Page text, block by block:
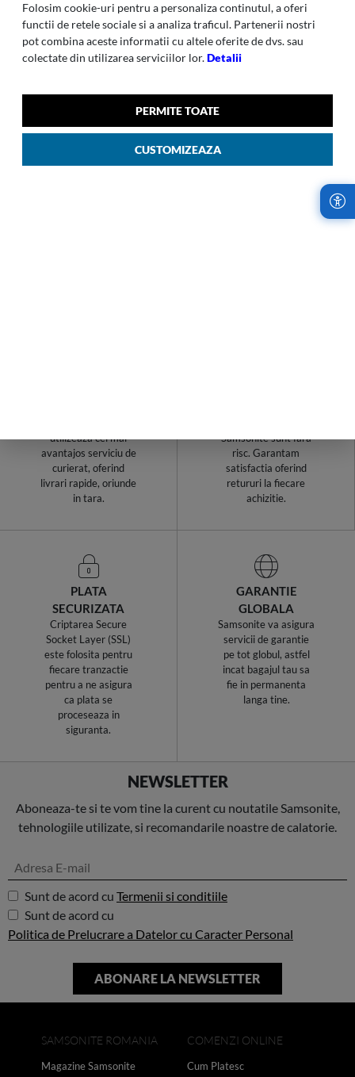
Folosim cookie-uri pentru a personaliza continutul, a oferi
functii de retele sociale si a analiza traficul. Partenerii nostri
pot combina aceste informatii cu altele oferite de dvs. sau
colectate din utilizarea serviciilor lor.Detalii
PERMITE TOATE
CUSTOMIZEAZA
utilizeaza cel mai
avantajos serviciu de
curierat, oferind
livrari rapide, oriunde
in tara.
Samsonite sunt fara
risc. Garantam
satisfactia oferind
retururi la fiecare
achizitie.
PLATA
SECURIZATA
Criptarea Secure
Socket Layer (SSL)
este folosita pentru
fiecare tranzactie
pentru a ne asigura
ca plata se
proceseaza in
siguranta.
GARANTIE
GLOBALA
Samsonite va asigura
servicii de garantie
pe tot globul, astfel
incat bagajul tau sa
fie in permanenta
langa tine.
NEWSLETTER
Aboneaza-te si te vom tine la curent cu noutatile Samsonite,
tehnologiile utilizate, si recomandarile noastre de calatorie.
Sunt de acord cu Termenii si conditiile
Sunt de acord cu
Politica de Prelucrare a Datelor cu Caracter Personal
SAMSONITE ROMANIA
Magazine Samsonite
COMENZI ONLINE
Cum Platesc